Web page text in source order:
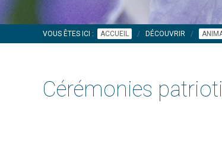
VOUS ÊTES ICI : ACCUEIL DÉCOUVRIR
Cérémonies